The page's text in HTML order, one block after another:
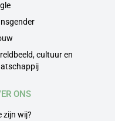
cultuur en
ONS
zijn wij?